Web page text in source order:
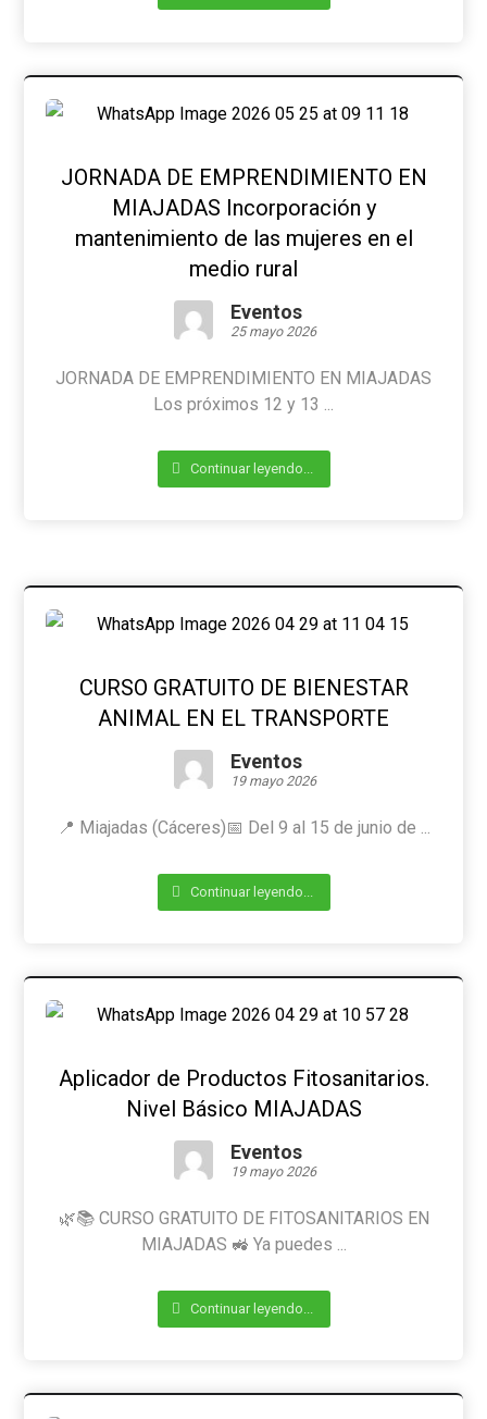
JORNADA DE EMPRENDIMIENTO EN
MIAJADAS Incorporación y
mantenimiento de las mujeres en el
medio rural
Eventos
25 mayo 2026
JORNADA DE EMPRENDIMIENTO EN MIAJADAS
Los próximos 12 y 13 ...
Continuar leyendo...
CURSO GRATUITO DE BIENESTAR
ANIMAL EN EL TRANSPORTE
Eventos
19 mayo 2026
📍 Miajadas (Cáceres)📅 Del 9 al 15 de junio de ...
Continuar leyendo...
Aplicador de Productos Fitosanitarios.
Nivel Básico MIAJADAS
Eventos
19 mayo 2026
🌿📚 CURSO GRATUITO DE FITOSANITARIOS EN
MIAJADAS 🚜 Ya puedes ...
Continuar leyendo...